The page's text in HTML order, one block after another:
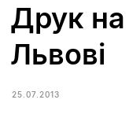
Друк на
Львові
25.07.2013